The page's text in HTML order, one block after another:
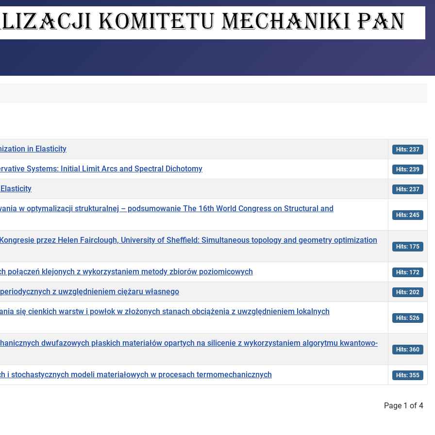
in Elasticity Hits: 237
Systems: Initial Limit Arcs and Spectral Dichotomy Hits: 239
Hits: 237
w optymalizacji strukturalnej – podsumowanie The 16th World Congress on Structural and
Hits: 245
przez Helen Fairclough, University of Sheffield: Simultaneous topology and geometry optimization
Hits: 175
połączeń klejonych z wykorzystaniem metody zbiorów poziomicowych Hits: 172
z uwzględnieniem ciężaru własnego Hits: 202
się cienkich warstw i powłok w złożonych stanach obciążenia z uwzględnieniem lokalnych
Hits: 526
dwufazowych płaskich materiałów opartych na silicenie z wykorzystaniem algorytmu kwantowo-
Hits: 360
i stochastycznych modeli materiałowych w procesach termomechanicznych Hits: 355
Page 1 of 4